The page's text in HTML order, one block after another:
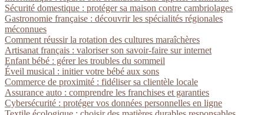
Sécurité domestique : protéger sa maison contre cambriolages
Gastronomie française : découvrir les spécialités régionales
méconnues
Comment réussir la rotation des cultures maraîchères
Artisanat français : valoriser son savoir-faire sur internet
Enfant bébé : gérer les troubles du sommeil
Éveil musical : initier votre bébé aux sons
Commerce de proximité : fidéliser sa clientèle locale
Assurance auto : comprendre les franchises et garanties
Cybersécurité : protéger vos données personnelles en ligne